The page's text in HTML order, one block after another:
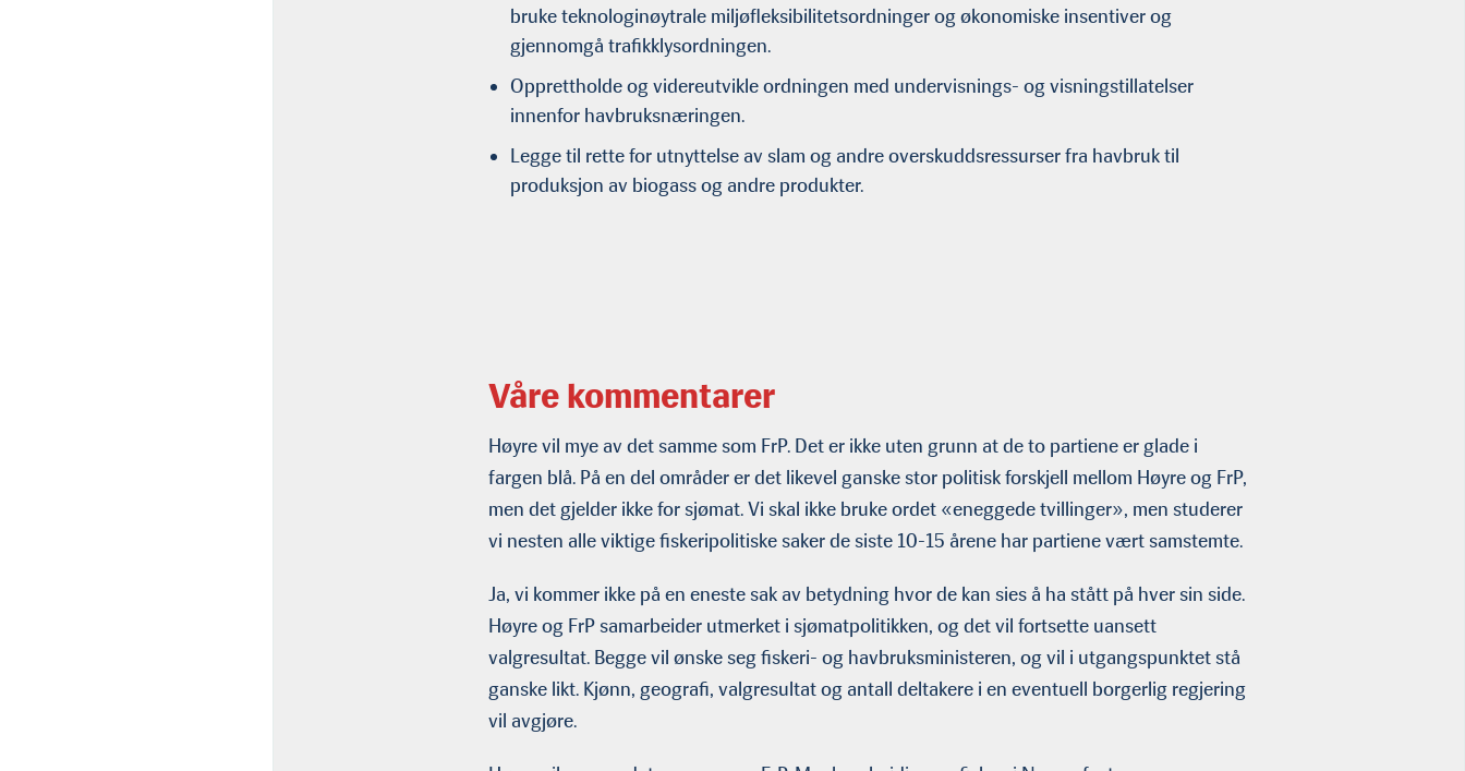
bruke teknologinøytrale miljøfleksibilitetsordninger og økonomiske insentiver og
gjennomgå trafikklysordningen.
Opprettholde og videreutvikle ordningen med undervisnings- og visningstillatelser
innenfor havbruksnæringen.
Legge til rette for utnyttelse av slam og andre overskuddsressurser fra havbruk til
produksjon av biogass og andre produkter.
Våre kommentarer
Høyre vil mye av det samme som FrP. Det er ikke uten grunn at de to partiene er glade i
fargen blå. På en del områder er det likevel ganske stor politisk forskjell mellom Høyre og FrP,
men det gjelder ikke for sjømat. Vi skal ikke bruke ordet «eneggede tvillinger», men studerer
vi nesten alle viktige fiskeripolitiske saker de siste 10-15 årene har partiene vært samstemte.
Ja, vi kommer ikke på en eneste sak av betydning hvor de kan sies å ha stått på hver sin side.
Høyre og FrP samarbeider utmerket i sjømatpolitikken, og det vil fortsette uansett
valgresultat. Begge vil ønske seg fiskeri- og havbruksministeren, og vil i utgangspunktet stå
ganske likt. Kjønn, geografi, valgresultat og antall deltakere i en eventuell borgerlig regjering
vil avgjøre.